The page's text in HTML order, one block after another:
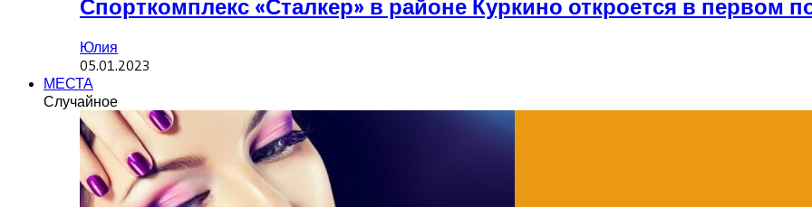
Спорткомплекс «Сталкер» в районе Куркино откроется в первом
Юлия
05.01.2023
МЕСТА
Случайное